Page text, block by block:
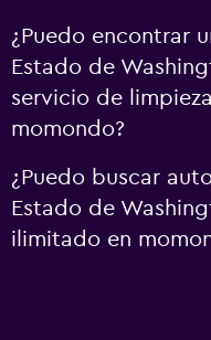
¿Puedo encontrar
Estado de
servicio de
momondo?
¿Puedo buscar
Estado de
ilimitado en